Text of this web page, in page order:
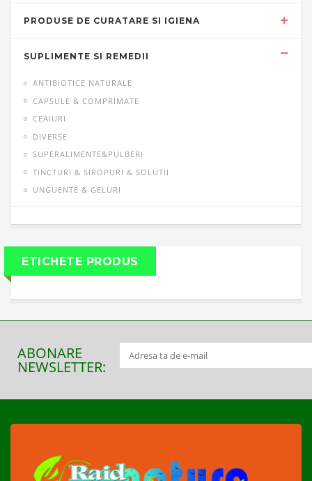
PRODUSE DE CURATARE SI IGIENA
SUPLIMENTE SI REMEDII
ANTIBIOTICE NATURALE
CAPSULE & COMPRIMATE
CEAIURI
DIVERSE
SUPERALIMENTE&PULBERI
TINCTURI & SIROPURI & SOLUTII
UNGUENTE & GELURI
ETICHETE PRODUS
ABONARE
NEWSLETTER: